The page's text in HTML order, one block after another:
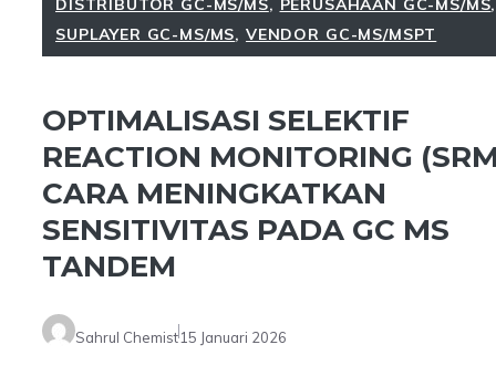
DISTRIBUTOR GC-MS/MS, PERUSAHAAN GC-MS/MS,
SUPLAYER GC-MS/MS, VENDOR GC-MS/MSPT
OPTIMALISASI SELEKTIF
REACTION MONITORING
CARA MENINGKATKAN
SENSITIVITAS PADA GC MS
TANDEM
Sahrul Chemist15 Januari 2026